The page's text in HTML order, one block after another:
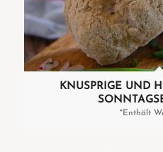
KNUSPRIGE UND
*Enthält